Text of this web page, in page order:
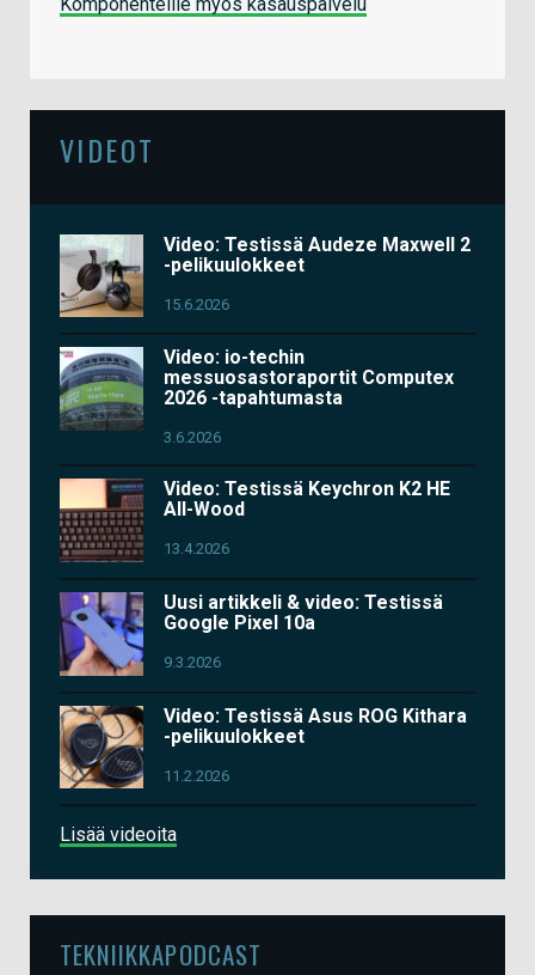
VIDEOT
Video: Testissä Audeze Maxwell 2
-pelikuulokkeet
15.6.2026
Video: io-techin
messuosastoraportit Computex
2026 -tapahtumasta
3.6.2026
Video: Testissä Keychron K2 HE
All-Wood
13.4.2026
Uusi artikkeli & video: Testissä
Google Pixel 10a
9.3.2026
Video: Testissä Asus ROG Kithara
-pelikuulokkeet
11.2.2026
Lisää videoita
TEKNIIKKAPODCAST